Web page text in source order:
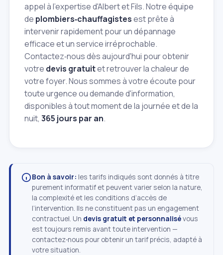
appel à l'expertise d'Albert et Fils. Notre équipe
de plombiers‑chauffagistesest prête à
intervenir rapidement pour un dépannage
efficace et un service irréprochable.
Contactez‑nous dès aujourd'hui pour obtenir
votre devis gratuitet retrouver la chaleur de
votre foyer. Nous sommes à votre écoute pour
toute urgence ou demande d'information,
disponibles à tout moment de la journée et de la
nuit, 365 jours par an.
Bon à savoir: les tarifs indiqués sont donnés à titre
purement informatif et peuvent varier selon la nature,
la complexité et les conditions d’accès de
l’intervention. Ils ne constituent pas un engagement
contractuel. Un devis gratuit et personnalisévous
est toujours remis avant toute intervention —
contactez‑nous pour obtenir un tarif précis, adapté à
votre situation.